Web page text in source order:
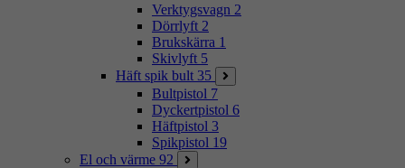
Verktygsvagn 2
Dörrlyft 2
Brukskärra 1
Skivlyft 5
Häft spik bult 35
Bultpistol 7
Dyckertpistol 6
Häftpistol 3
Spikpistol 19
El och värme 92